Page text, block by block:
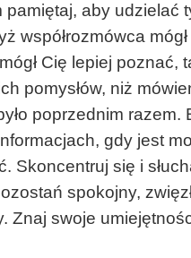
aby udzielać
współrozmówca
Cię lepiej
pomysłów, niż
poprzednim
gdy jest
Skoncentruj się i
spokojny,
Znaj swoje